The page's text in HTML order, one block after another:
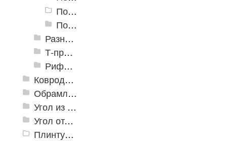
Пороги алюминиевые угловые 20х20
Пороги алюминиевые угловые Д-5 20х20мм
Разноуровневые алюминиевые профили
Т-профиль
Рифленые алюминиевые листы и углы квинтет
Ковродержатели
Обрамление
Угол из ПВХ
Угол отделочный арочный
Плинтус для столешниц